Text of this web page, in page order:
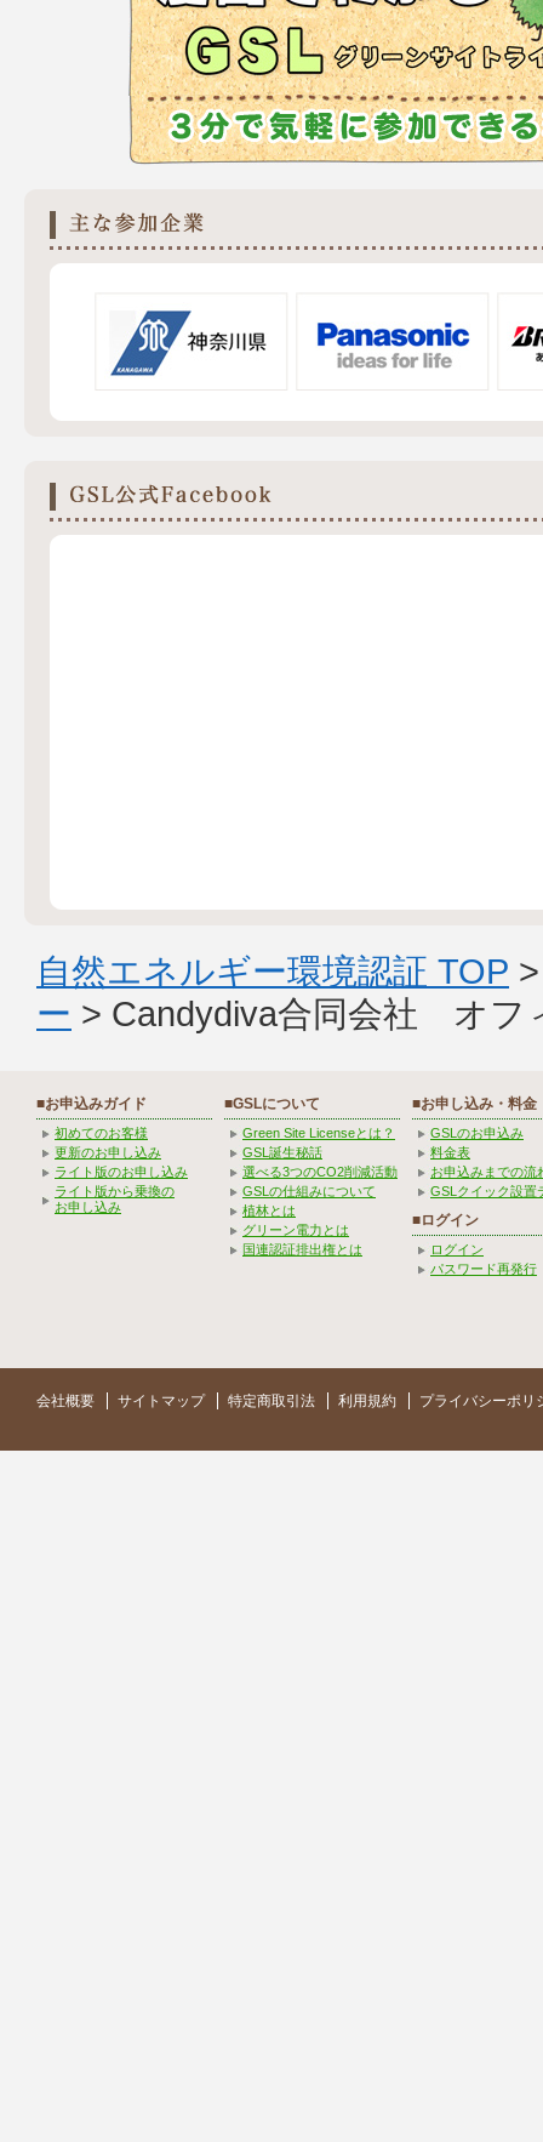
自然エネルギー環境認証 TOP
ー > Candydiva合同会社 オフ
■お申込みガイド
初めてのお客様
更新のお申し込み
ライト版のお申し込み
ライト版から乗換の
お申し込み
■GSLについて
Green Site Licenseとは？
GSL誕生秘話
選べる3つのCO2削減活動
GSLの仕組みについて
植林とは
グリーン電力とは
国連認証排出権とは
■お申し込み・料金
GSLのお申込み
料金表
お申込みまでの流
GSLクイック設置
■ログイン
ログイン
パスワード再発行
会社概要 サイトマップ 特定商取引法 利用規約 プライバシーポリ